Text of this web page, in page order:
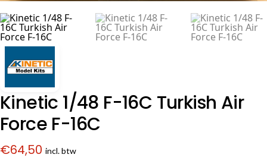
Kinetic 1/48 F-16C Turkish Air
Force F-16C
€64,50 incl. btw